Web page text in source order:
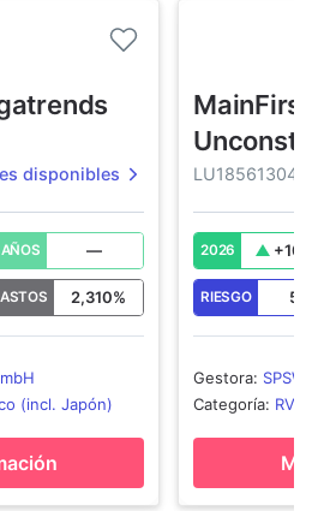
disponibles
—
2,310%
(incl. Japón)
2026 +
RIESGO 5
Gestora:
Categoría: RV